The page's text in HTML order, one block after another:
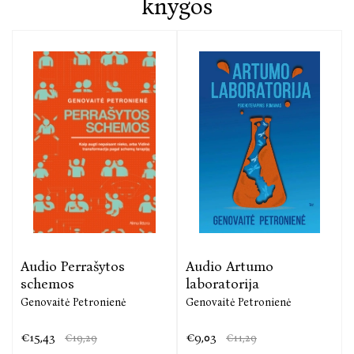
Šioje augimo kelionėje pradėsime stebėtis, kaip
esame nutolę nuo savo tikrųjų jausmų ir poreikių.
Genovaitė Petronienė
– tarptautinės schemų
terapijos psichoterapeutė ir supervizorė, patyrusi
praktinių seminarų vedėja, suteikianti klientams
įrankių pakeisti save, 8 psichologinių ir grožinių
knygų autorė, 8 metus vykstančios radijo laidos
terapijos metodu ir veda augimo pagal schemų
terapiją programas.
Psichoterapeutės Genovaitės Petronienės interneto
knygos
Audio Perrašytos
schemos
Genovaitė Petronienė
€15,43 €19,29
Audio Artumo
laboratorija
Genovaitė Petronienė
€9,03 €11,29